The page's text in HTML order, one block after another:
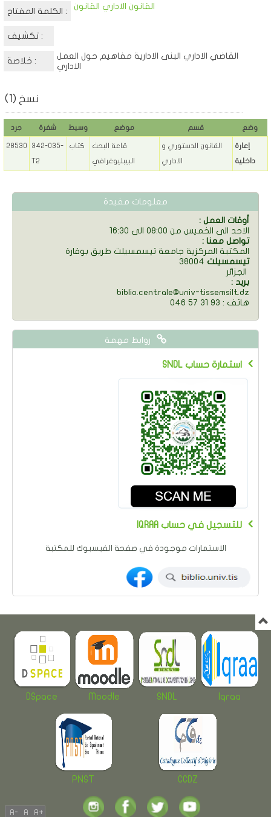
الكلمة المفتاح :
القانون الاداري القانون
تكشيف :
خلاصة :
القاضي الاداري البنى الادارية مفاهيم حول العمل
الاداري
نسخ (1)
جرد شفرة وسيط موضع قسم وضع
28530 342-035-
T2
كتاب قاعة البحث
البيبليوغرافي
القانون الدستوري و
الاداري
إعارة
داخلية
معلومات مفيدة
: أوقات العمل
الاحد الى الخميس من 08:00 الى 16:30
: تواصل معنا
المكتبة المركزية جامعة تيسمسيلت طريق بوقارة
38004 تيسمسيلت
: بريد
biblio.centrale@univ-tissemsilt.dz
046 57 31 93 : هاتف
روابط مهمة
SNDL استمارة حساب
IQRAA للتسجيل في حساب
الاستمارات موجودة في صفحة الفيسبوك للمكتبة
DSpace Moodle SNDL Iqraa
PNST CCDZ
A- A A+